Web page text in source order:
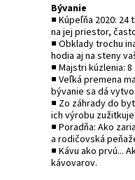
Bývanie
■ Kúpeľňa 2020:
na jej priestor,
■ Obklady trochu
hodia aj na steny
■ Majstri kúzlenia:
■ Veľká premena
bývanie sa dá
■ Zo záhrady do
ich výrobu
■ Poradňa: Ako
a rodičovská
■ Kávu ako prvú...
kávovarov.